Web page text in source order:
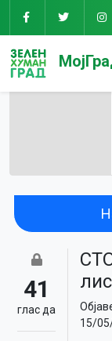
41
глас да
15/